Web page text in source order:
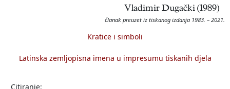
Vladimir Dugački (1989)
članak preuzet iz tiskanog izdanja 1983. – 2021.
Kratice i simboli
Latinska zemljopisna imena u impresumu tiskanih djela
Citiranje: